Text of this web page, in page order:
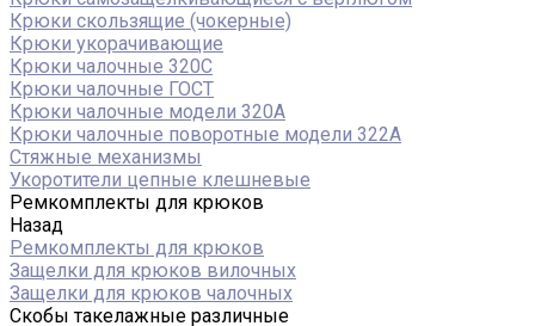
Крюки скользящие (чокерные)
Крюки укорачивающие
Крюки чалочные 320C
Крюки чалочные ГОСТ
Крюки чалочные модели 320А
Крюки чалочные поворотные модели 322А
Стяжные механизмы
Укоротители цепные клешневые
Ремкомплекты для крюков
Назад
Ремкомплекты для крюков
Защелки для крюков вилочных
Защелки для крюков чалочных
Скобы такелажные различные